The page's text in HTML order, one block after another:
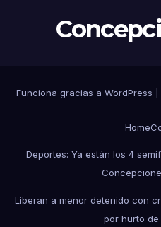
Funciona gracias a WordPress
Home
Deportes: Ya están los 4
Liberan a menor detenido con
por hurto